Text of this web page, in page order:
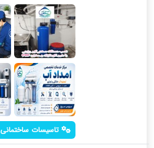
تاسیسات ساختمانی